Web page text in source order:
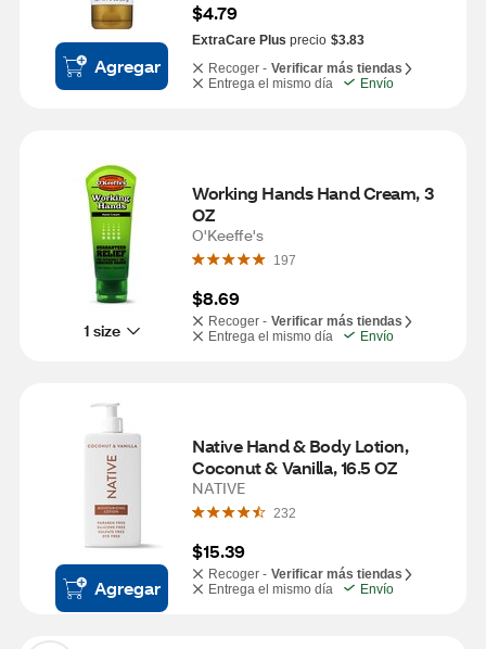
Agregar
$4.79
ExtraCare Plus precio $3.83
Recoger - Verificar más tiendas
Entrega el mismo día
Envío
1 size
Working Hands Hand Cream, 3
OZ
O'Keeffe's
197
$8.69
Recoger - Verificar más tiendas
Entrega el mismo día
Envío
Agregar
Native Hand & Body Lotion,
Coconut & Vanilla, 16.5 OZ
NATIVE
232
$15.39
Recoger - Verificar más tiendas
Entrega el mismo día
Envío